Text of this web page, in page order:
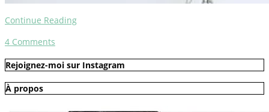
Continue Reading
4 Comments
Rejoignez-moi sur Instagram
À propos